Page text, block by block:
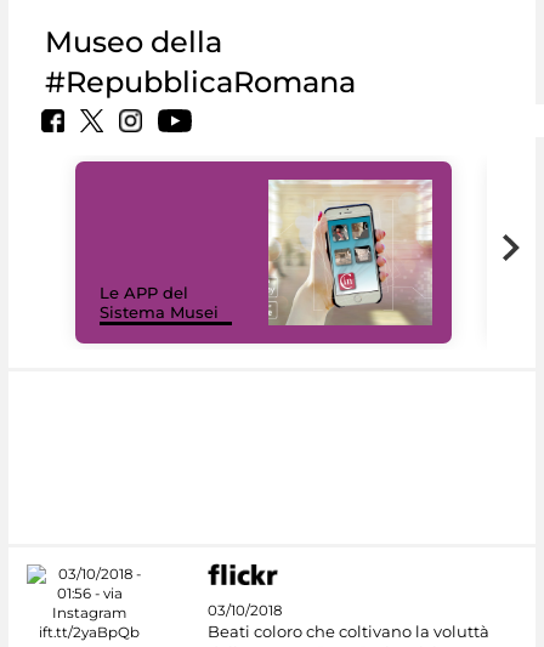
Museo della
#RepubblicaRomana
Le APP del
Sistema Musei
03/10/2018
Beati coloro che coltivano la voluttà